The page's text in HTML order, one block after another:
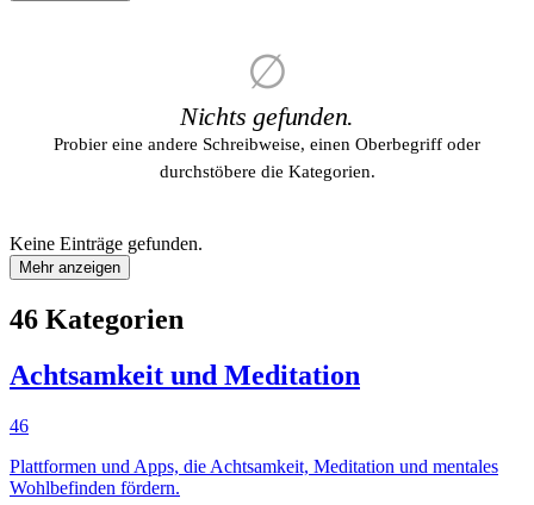
∅
Nichts gefunden.
Probier eine andere Schreibweise, einen Oberbegriff oder
durchstöbere die Kategorien.
Keine Einträge gefunden.
Mehr anzeigen
46 Kategorien
Achtsamkeit und Meditation
46
Plattformen und Apps, die Achtsamkeit, Meditation und mentales
Wohlbefinden fördern.